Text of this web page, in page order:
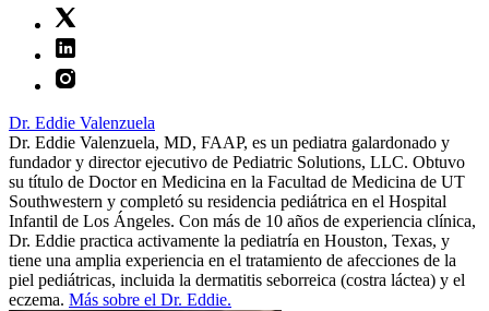
Dr. Eddie Valenzuela
Dr. Eddie Valenzuela, MD, FAAP, es un pediatra galardonado y
fundador y director ejecutivo de Pediatric Solutions, LLC. Obtuvo
su título de Doctor en Medicina en la Facultad de Medicina de UT
Southwestern y completó su residencia pediátrica en el Hospital
Infantil de Los Ángeles. Con más de 10 años de experiencia clínica,
Dr. Eddie practica activamente la pediatría en Houston, Texas, y
tiene una amplia experiencia en el tratamiento de afecciones de la
piel pediátricas, incluida la dermatitis seborreica (costra láctea) y el
eczema. Más sobre el Dr. Eddie.